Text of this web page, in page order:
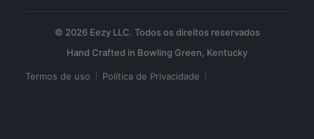
© 2026 Eezy LLC. Todos os direitos reservados
Termos de uso Política de Privacidade